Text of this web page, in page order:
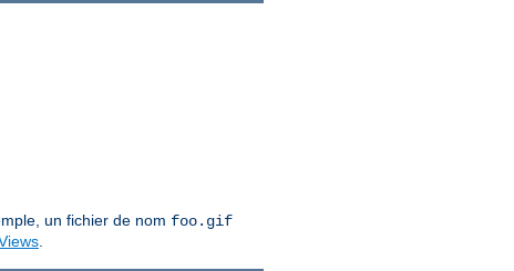
un fichier de nom foo.gif